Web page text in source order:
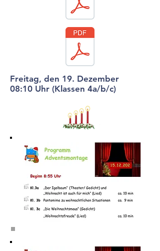
Freitag, den 19. Dezember
08:10 Uhr (Klassen 4a/b/c)